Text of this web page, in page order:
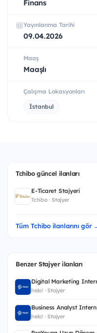
Finans
Yayınlanma Tarihi
09.04.2026
Maaş
Maaşlı
Çalışma Lokasyonları
İstanbul
Tchibo güncel ilanları
E-Ticaret Stajyeri
Tchibo · Stajyer
Tüm Tchibo ilanlarını gör
Benzer Stajyer ilanları
Digital Marketing
helo! · Stajyer
Business Analyst Intern
helo! · Stajyer